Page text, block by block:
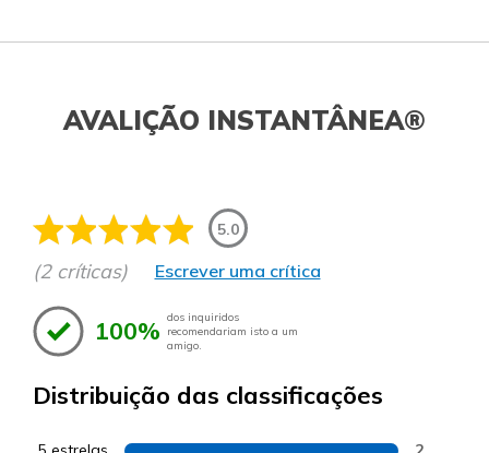
AVALIÇÃO INSTANTÂNEA®
5.0
(2 críticas) Escrever uma crítica
100% dos inquiridos
recomendariam isto a um
amigo.
Distribuição das classificações
2